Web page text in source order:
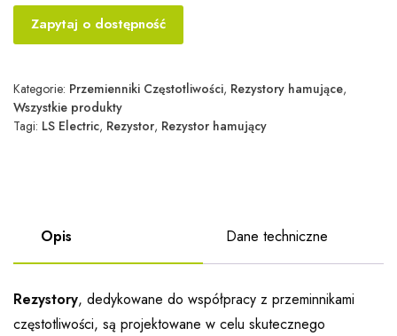
Zapytaj o dostępność
Kategorie: Przemienniki Częstotliwości, Rezystory hamujące,
Wszystkie produkty
Tagi: LS Electric, Rezystor, Rezystor hamujący
Opis Dane techniczne
Rezystory, dedykowane do współpracy z przeminnikami
częstotliwości, są projektowane w celu skutecznego